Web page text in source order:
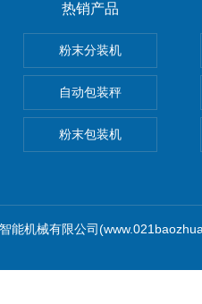
热销产品
粉末分装机
自动包装秤
粉末包装机
能机械有限公司